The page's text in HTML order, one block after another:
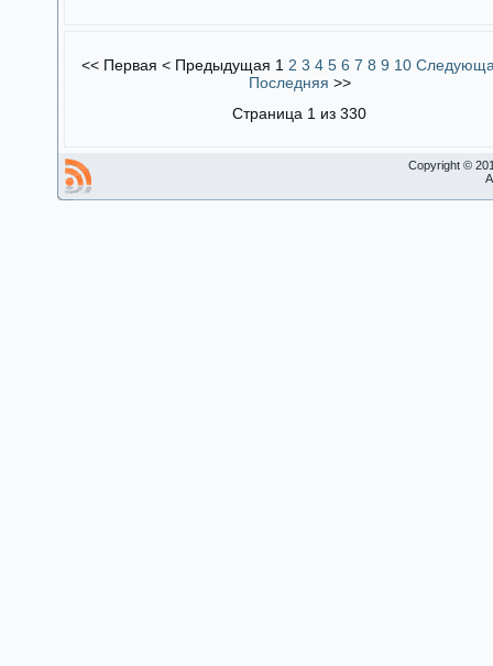
<< Первая < Предыдущая 1 2 3 4 5 6 7 8 9 10
Последняя >>
Страница 1 из 330
Copyright ©